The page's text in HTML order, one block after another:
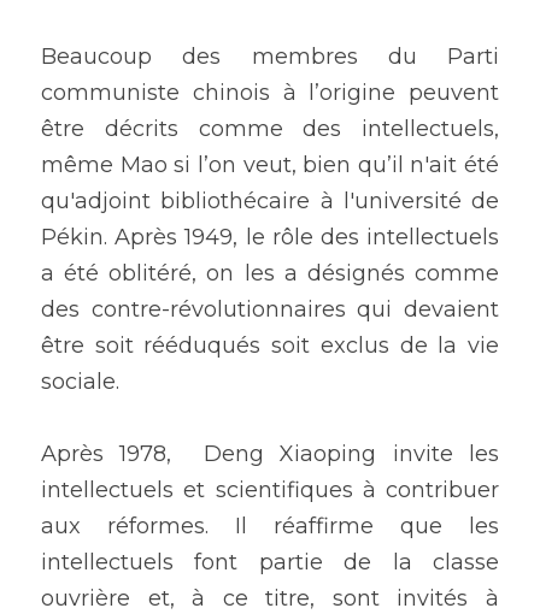
Beaucoup des membres du Parti
communiste chinois à l’origine peuvent
être décrits comme des intellectuels,
même Mao si l’on veut, bien qu’il n'ait été
qu'adjoint bibliothécaire à l'université de
Pékin. Après 1949, le rôle des intellectuels
a été oblitéré, on les a désignés comme
des contre-révolutionnaires qui devaient
être soit rééduqués soit exclus de la vie
sociale.
Après 1978,  Deng Xiaoping invite les
intellectuels et scientifiques à contribuer
aux réformes. Il réaffirme que les
intellectuels font partie de la classe
ouvrière et, à ce titre, sont invités à